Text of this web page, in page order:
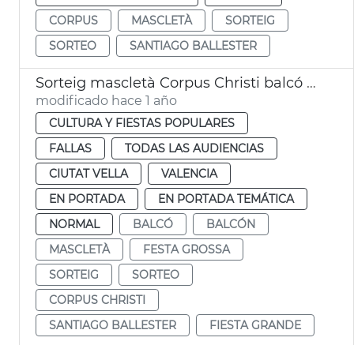
CORPUS
MASCLETÀ
SORTEIG
SORTEO
SANTIAGO BALLESTER
Sorteig mascletà Corpus Christi balcó Ajuntament de València
modificado hace 1 año
CULTURA Y FIESTAS POPULARES
FALLAS
TODAS LAS AUDIENCIAS
CIUTAT VELLA
VALENCIA
EN PORTADA
EN PORTADA TEMÁTICA
NORMAL
BALCÓ
BALCÓN
MASCLETÀ
FESTA GROSSA
SORTEIG
SORTEO
CORPUS CHRISTI
SANTIAGO BALLESTER
FIESTA GRANDE